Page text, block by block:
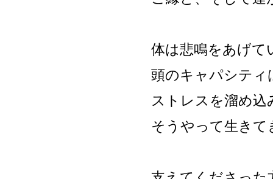
体は悲鳴をあげて
頭のキャパシティ
ストレスを溜め
そうやって生きて